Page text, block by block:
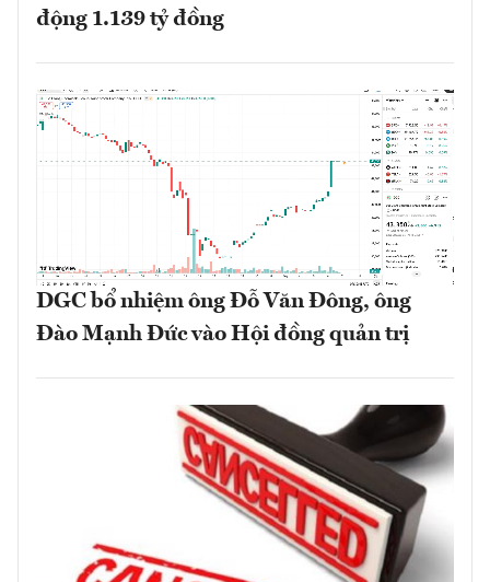
động 1.139 tỷ đồng
DGC bổ nhiệm ông Đỗ Văn Đông, ông
Đào Mạnh Đức vào Hội đồng quản trị